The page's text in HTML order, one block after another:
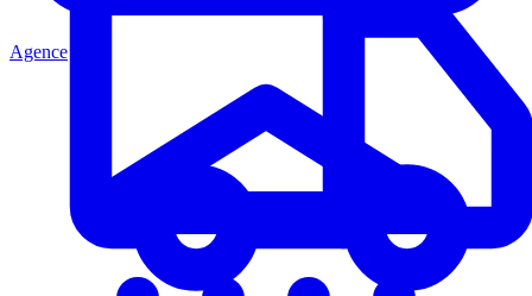
Agence